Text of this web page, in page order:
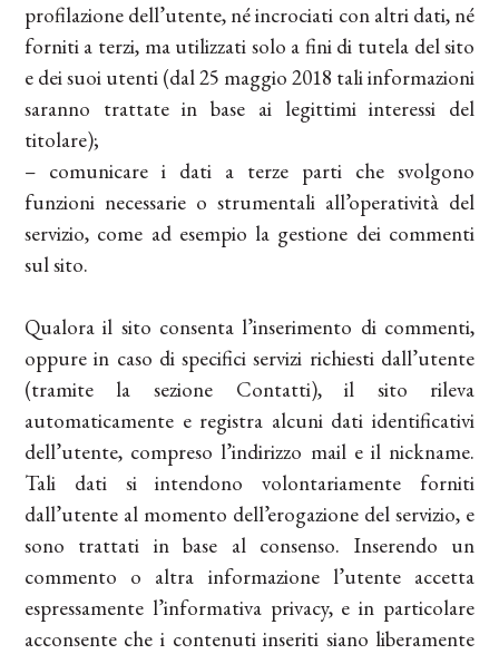
profilazione dell’utente, né incrociati con altri dati, né
forniti a terzi, ma utilizzati solo a fini di tutela del sito
e dei suoi utenti (dal 25 maggio 2018 tali informazioni
saranno trattate in base ai legittimi interessi del
titolare);
– comunicare i dati a terze parti che svolgono
funzioni necessarie o strumentali all’operatività del
servizio, come ad esempio la gestione dei commenti
sul sito.
Qualora il sito consenta l’inserimento di commenti,
oppure in caso di specifici servizi richiesti dall’utente
(tramite la sezione Contatti), il sito rileva
automaticamente e registra alcuni dati identificativi
dell’utente, compreso l’indirizzo mail e il nickname.
Tali dati si intendono volontariamente forniti
dall’utente al momento dell’erogazione del servizio, e
sono trattati in base al consenso. Inserendo un
commento o altra informazione l’utente accetta
espressamente l’informativa privacy, e in particolare
acconsente che i contenuti inseriti siano liberamente